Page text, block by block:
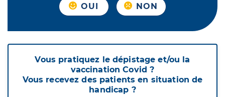
OUI NON
Vous pratiquez le dépistage et/ou la
vaccination Covid ?
Vous recevez des patients en situation de
handicap ?